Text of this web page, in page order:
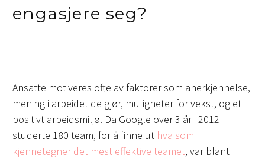
engasjere seg?
Ansatte motiveres ofte av faktorer som anerkjennelse,
mening i arbeidet de gjør, muligheter for vekst, og et
positivt arbeidsmiljø. Da Google over 3 år i 2012
studerte 180 team, for å finne ut hva som
kjennetegner det mest effektive teamet, var blant